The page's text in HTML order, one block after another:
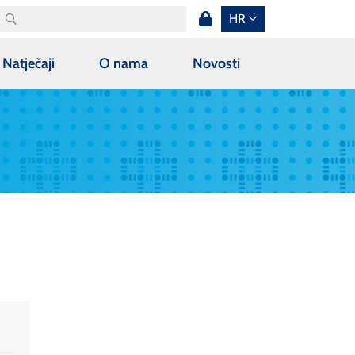
HR
Natječaji O nama Novosti